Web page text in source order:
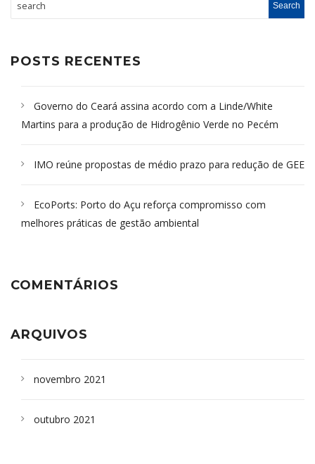
POSTS RECENTES
Governo do Ceará assina acordo com a Linde/White
Martins para a produção de Hidrogênio Verde no Pecém
IMO reúne propostas de médio prazo para redução de GEE
EcoPorts: Porto do Açu reforça compromisso com
melhores práticas de gestão ambiental
COMENTÁRIOS
ARQUIVOS
novembro 2021
outubro 2021